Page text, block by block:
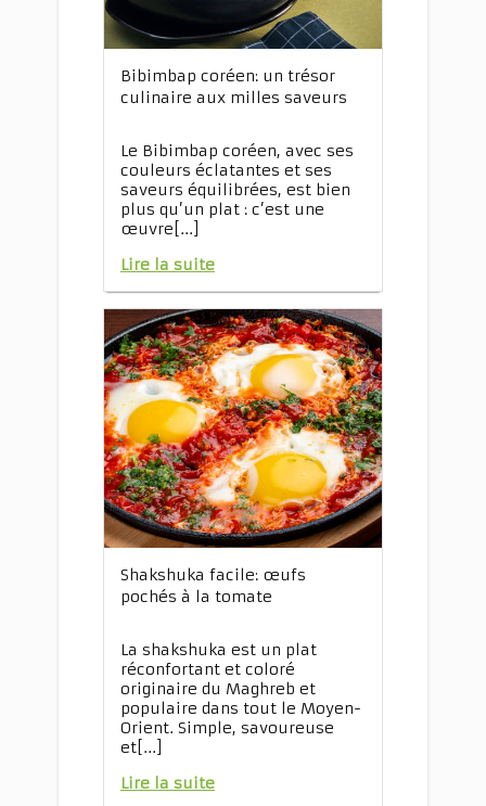
Bibimbap coréen: un trésor
culinaire aux milles saveurs
Le Bibimbap coréen, avec ses
couleurs éclatantes et ses
saveurs équilibrées, est bien
plus qu’un plat : c’est une
œuvre[...]
Lire la suite
Shakshuka facile: œufs
pochés à la tomate
La shakshuka est un plat
réconfortant et coloré
originaire du Maghreb et
populaire dans tout le Moyen-
Orient. Simple, savoureuse
et[...]
Lire la suite